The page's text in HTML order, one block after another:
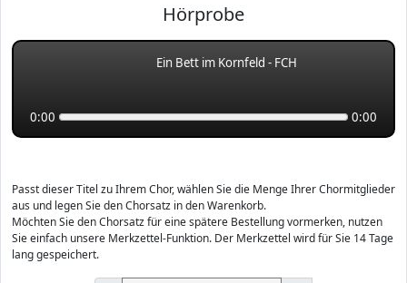
Hörprobe
Ein Bett im Kornfeld - FCH
0:00 0:00
Passt dieser Titel zu Ihrem Chor, wählen Sie die Menge Ihrer Chormitglieder
aus und legen Sie den Chorsatz in den Warenkorb.
Möchten Sie den Chorsatz für eine spätere Bestellung vormerken, nutzen
Sie einfach unsere Merkzettel-Funktion. Der Merkzettel wird für Sie 14 Tage
lang gespeichert.